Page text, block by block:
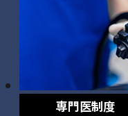
専門医制度